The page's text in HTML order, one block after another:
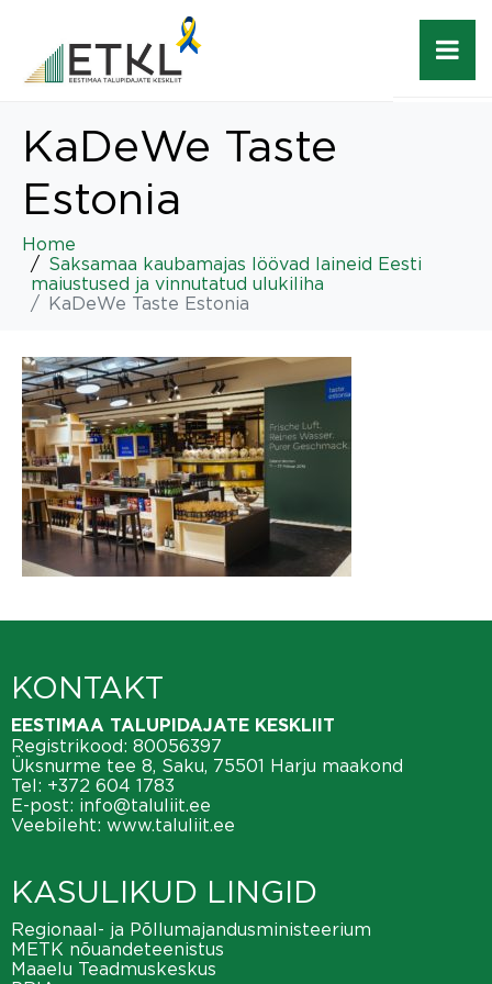
KaDeWe Taste
Estonia
Home
Saksamaa kaubamajas löövad laineid Eesti
maiustused ja vinnutatud ulukiliha
KaDeWe Taste Estonia
KONTAKT
EESTIMAA TALUPIDAJATE KESKLIIT
Registrikood: 80056397
Üksnurme tee 8, Saku, 75501 Harju maakond
Tel: +372 604 1783
E-post: info@taluliit.ee
Veebileht: www.taluliit.ee
KASULIKUD LINGID
Regionaal- ja Põllumajandusministeerium
METK nõuandeteenistus
Maaelu Teadmuskeskus